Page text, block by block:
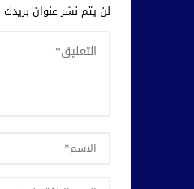
لن يتم نشر عنوان بريدك